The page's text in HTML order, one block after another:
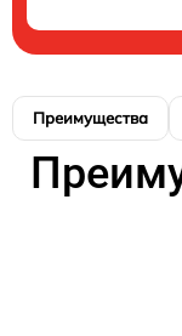
Преимущества